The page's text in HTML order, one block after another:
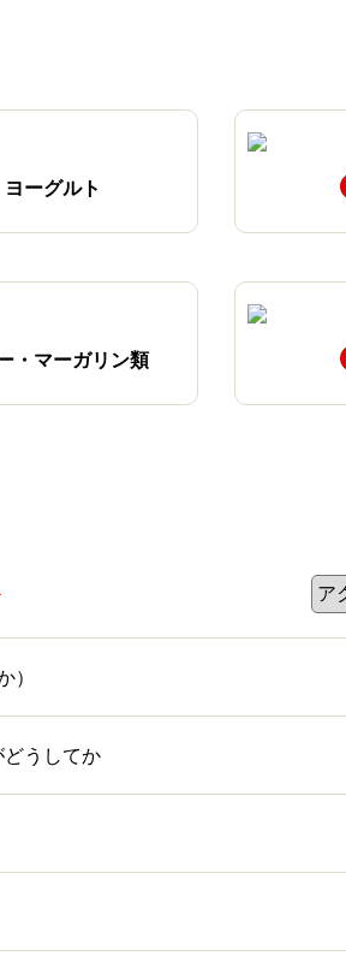
ヨーグルト
・マーガリン類
）
うしてか